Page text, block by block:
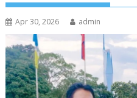
Apr 30, 2026 admin